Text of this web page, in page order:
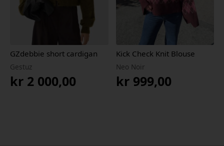
GZdebbie short cardigan
Gestuz
kr 2 000,00
Kick Check Knit Blouse
Neo Noir
kr999,00